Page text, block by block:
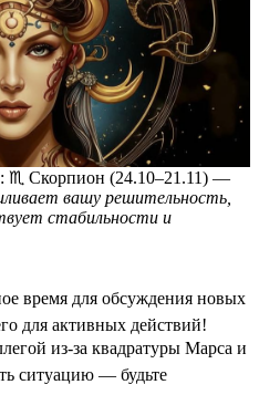
: ♏️ Скорпион (24.10–21.11) —
вашу решительность,
стабильности и
время для обсуждения новых
для активных действий!
из-за квадратуры Марса и
ситуацию — будьте